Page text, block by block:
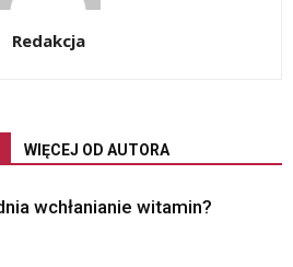
Redakcja
WIĘCEJ OD AUTORA
wchłanianie witamin?